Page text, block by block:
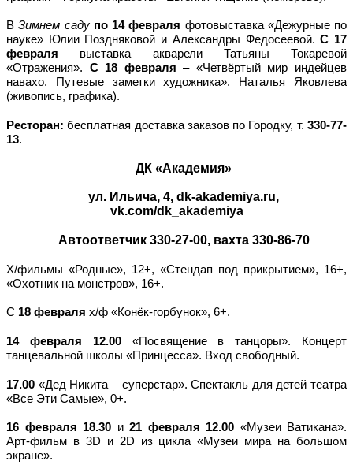
ВЗимнем саду по 14 февраля фотовыставка «Дежурные по
науке» Юлии Поздняковой и Александры Федосеевой.С 17
февраля выставка акварели Татьяны Токаревой
«Отражения». С 18 февраля – «Четвёртый мир индейцев
навахо. Путевые заметки художника». Наталья Яковлева
(живопись, графика).
Ресторан: бесплатная доставка заказов по Городку, т. 330-77-
13.
ДК «Академия»
ул. Ильича, 4, dk-akademiya.ru,
vk.com/dk_akademiya
Автоответчик 330-27-00, вахта 330-86-70
Х/фильмы «Родные», 12+, «Стендап под прикрытием», 16+,
«Охотник на монстров», 16+.
С 18 февраля х/ф «Конёк-горбунок», 6+.
14 февраля 12.00«Посвящение в танцоры». Концерт
танцевальной школы «Принцесса». Вход свободный.
17.00 «Дед Никита – суперстар». Спектакль для детей театра
«Все Эти Самые», 0+.
16 февраля 18.30 и 21 февраля 12.00 «Музеи Ватикана».
Арт-фильм в 3D и 2D из цикла «Музеи мира на большом
экране».